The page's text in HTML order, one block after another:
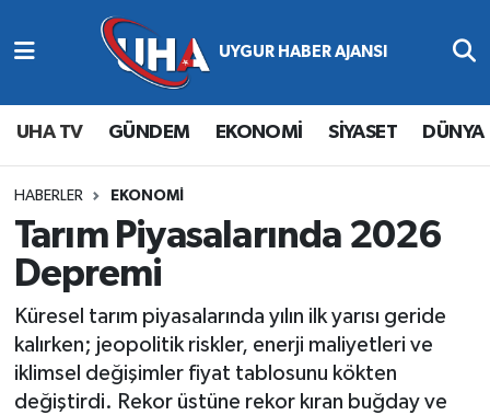
UHA TV GÜNDEM EKONOMİ SİYASET DÜNYA
HABERLER EKONOMİ
Tarım Piyasalarında 2026
Depremi
Küresel tarım piyasalarında yılın ilk yarısı geride
kalırken; jeopolitik riskler, enerji maliyetleri ve
iklimsel değişimler fiyat tablosunu kökten
değiştirdi. Rekor üstüne rekor kıran buğday ve
Abone Ol
Gündem
Ekonomi
Magazin
Siyaset
Spor
Nöbetçi Eczaneler
Hava Durumu
Namaz Vakitleri
Trafik Durumu
Süper Lig Puan Durumu ve Fikstür
Tüm Manşetler